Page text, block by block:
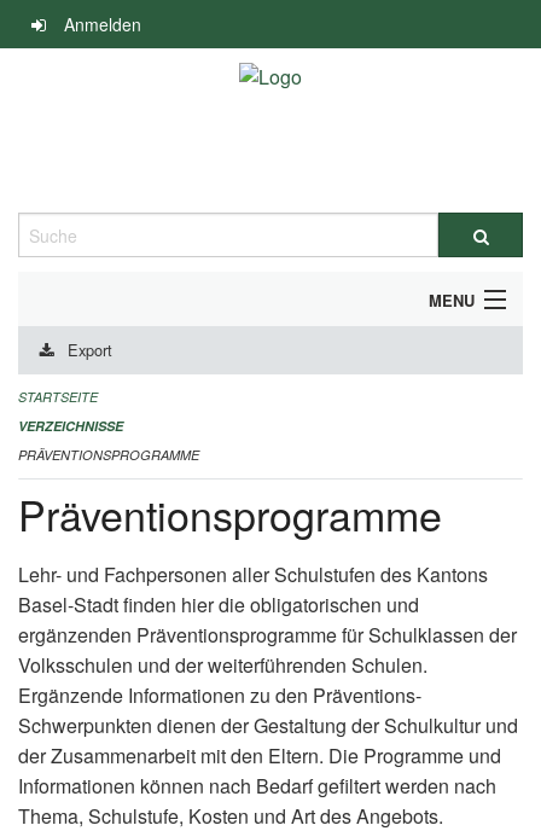
Navigation
überspringen
Anmelden
Suche
MENU
DURCHFÜHRUNG UND FINANZIERUNG
IMPRESSUM
Export
STARTSEITE
VERZEICHNISSE
PRÄVENTIONSPROGRAMME
Präventionsprogramme
Lehr- und Fachpersonen aller Schulstufen des Kantons
Basel-Stadt finden hier die obligatorischen und
ergänzenden Präventionsprogramme für Schulklassen der
Volksschulen und der weiterführenden Schulen.
Ergänzende Informationen zu den Präventions-
Schwerpunkten dienen der Gestaltung der Schulkultur und
der Zusammenarbeit mit den Eltern. Die Programme und
Informationen können nach Bedarf gefiltert werden nach
Thema, Schulstufe, Kosten und Art des Angebots.